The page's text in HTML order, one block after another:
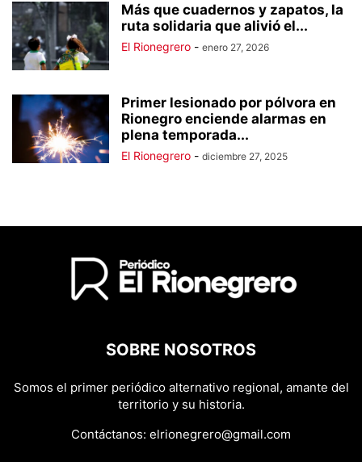
Más que cuadernos y zapatos, la
ruta solidaria que alivió el...
El Rionegrero - enero 27, 2026
Primer lesionado por pólvora en
Rionegro enciende alarmas en
plena temporada...
El Rionegrero - diciembre 27, 2025
SOBRE NOSOTROS
Somos el primer periódico alternativo regional, amante del
territorio y su historia.
Contáctanos: elrionegrero@gmail.com